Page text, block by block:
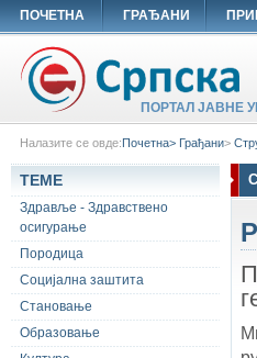
ПОЧЕТНА ГРАЂАНИ
ПОРТАЛ ЈАВНЕ
Налазите се овде:Почетна> Грађани>
ТЕМЕ
Здравље - Здравствено
осигурање
Породица
Социјална заштита
Становање
Образовање